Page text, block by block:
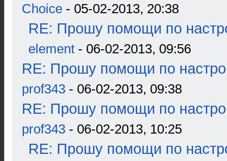
Choice - 05-02-2013, 20:38
RE: Прошу помощи по
element - 06-02-2013, 09:56
RE: Прошу помощи по
prof343 - 06-02-2013, 09:38
RE: Прошу помощи по
prof343 - 06-02-2013, 10:25
RE: Прошу помощи по